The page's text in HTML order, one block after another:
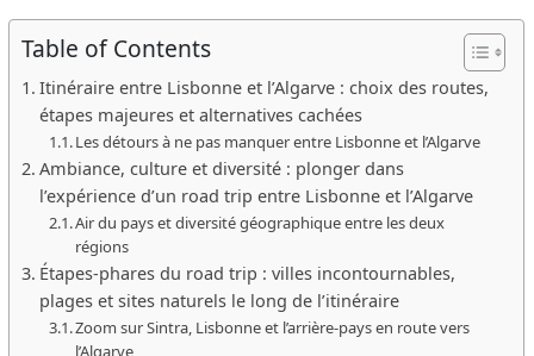
Table of Contents
Itinéraire entre Lisbonne et l’Algarve : choix des routes,
étapes majeures et alternatives cachées
Les détours à ne pas manquer entre Lisbonne et l’Algarve
Ambiance, culture et diversité : plonger dans
l’expérience d’un road trip entre Lisbonne et l’Algarve
Air du pays et diversité géographique entre les deux
régions
Étapes-phares du road trip : villes incontournables,
plages et sites naturels le long de l’itinéraire
Zoom sur Sintra, Lisbonne et l’arrière-pays en route vers
l’Algarve